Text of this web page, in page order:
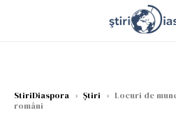
StiriDiaspora › Știri › Locuri de
români